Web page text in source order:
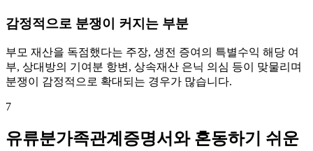
감정적으로 분쟁이 커지는 부분
부모 재산을 독점했다는 주장, 생전 증여의 특별수익 해당 여
부, 상대방의 기여분 항변, 상속재산 은닉 의심 등이 맞물리며
분쟁이 감정적으로 확대되는 경우가 많습니다.
7
유류분가족관계증명서와 혼동하기 쉬운